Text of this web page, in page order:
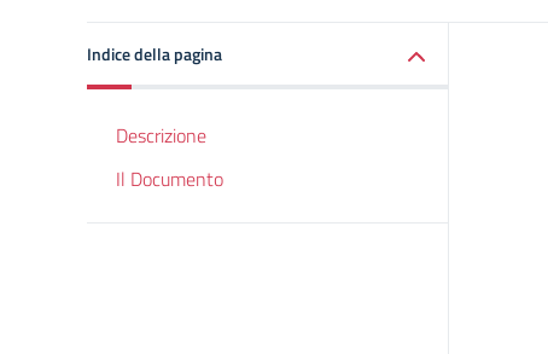
Indice della pagina
Descrizione
Il Documento